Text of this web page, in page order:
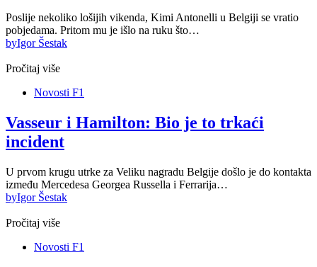
Poslije nekoliko lošijih vikenda, Kimi Antonelli u Belgiji se vratio
pobjedama. Pritom mu je išlo na ruku što…
byIgor Šestak
Pročitaj više
Novosti F1
Vasseur i Hamilton: Bio je to trkaći
incident
U prvom krugu utrke za Veliku nagradu Belgije došlo je do kontakta
između Mercedesa Georgea Russella i Ferrarija…
byIgor Šestak
Pročitaj više
Novosti F1